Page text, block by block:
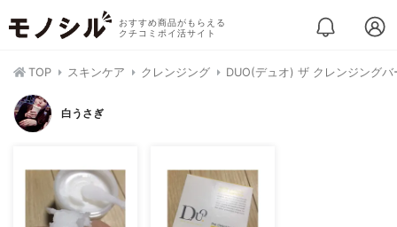
おすすめ商品がもらえる
クチコミポイ活サイト
TOP スキンケア クレンジング DUO(デュオ) ザ クレンジングバ
白うさぎ